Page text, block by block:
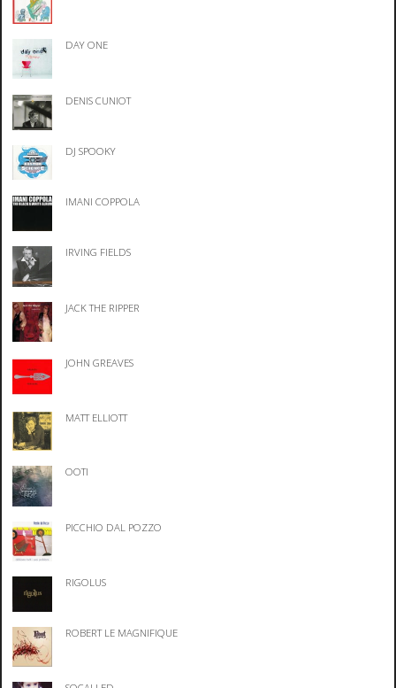
DAY ONE
DENIS CUNIOT
DJ SPOOKY
IMANI COPPOLA
IRVING FIELDS
JACK THE RIPPER
JOHN GREAVES
MATT ELLIOTT
OOTI
PICCHIO DAL POZZO
RIGOLUS
ROBERT LE MAGNIFIQUE